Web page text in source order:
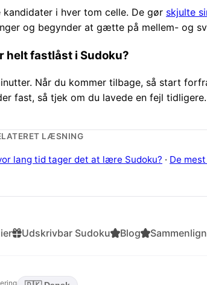
i hver tom celle. De gør skjulte
og begynder at gætte på mellem- og
helt fastlåst i Sudoku?
Når du kommer tilbage, så start
fast, så tjek om du lavede en fejl tidligere.
LÆSNING
lang tid tager det at lære Sudoku? · De
Udskrivbar Sudoku Blog